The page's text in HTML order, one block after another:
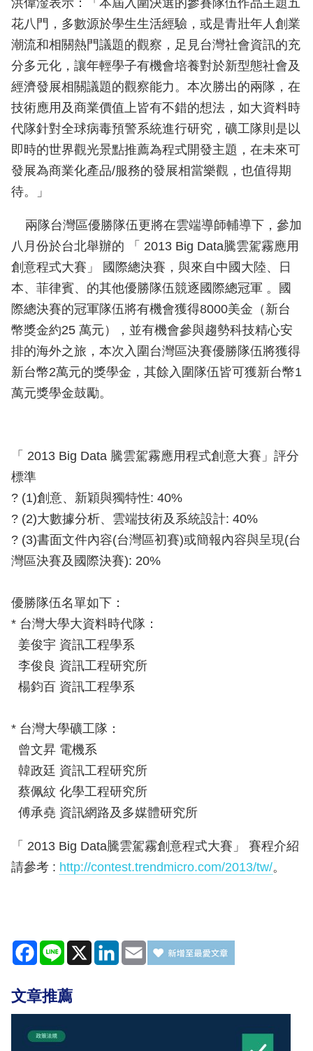
洪偉淦表示：「本屆入圍決選的參賽隊伍作品主題五
花八門，多數源於學生生活經驗，或是青壯年人創業
潮流和相關熱門議題的觀察，足見台灣社會資訊的充
分多元化，讓年輕學子有機會培養對於新型態社會及
經濟發展相關議題的觀察能力。本次勝出的兩隊，在
技術應用及商業價值上皆有不錯的想法，如大資料時
代隊針對全球病毒預警系統進行研究，礦工隊則是以
即時的世界觀光景點推薦為程式開發主題，在未來可
發展為商業化產品/服務的發展相當樂觀，也值得期
待。」
兩隊台灣區優勝隊伍更將在雲端導師輔導下，參加
八月份於台北舉辦的 「 2013 Big Data騰雲駕霧應用
創意程式大賽」 國際總決賽，與來自中國大陸、日
本、菲律賓、的其他優勝隊伍競逐國際總冠軍 。國
際總決賽的冠軍隊伍將有機會獲得8000美金（新台
幣獎金約25 萬元），並有機會參與趨勢科技精心安
排的海外之旅，本次入圍台灣區決賽優勝隊伍將獲得
新台幣2萬元的獎學金，其餘入圍隊伍皆可獲新台幣1
萬元獎學金鼓勵。
「 2013 Big Data 騰雲駕霧應用程式創意大賽」評分
標準
? (1)創意、新穎與獨特性: 40%
? (2)大數據分析、雲端技術及系統設計: 40%
? (3)書面文件內容(台灣區初賽)或簡報內容與呈現(台
灣區決賽及國際決賽): 20%
優勝隊伍名單如下：
* 台灣大學大資料時代隊：
姜俊宇 資訊工程學系
李俊良 資訊工程研究所
楊鈞百 資訊工程學系
* 台灣大學礦工隊：
曾文昇 電機系
韓政廷 資訊工程研究所
蔡佩紋 化學工程研究所
傅承堯 資訊網路及多媒體研究所
「 2013 Big Data騰雲駕霧創意程式大賽」 賽程介紹
請參考 : http://contest.trendmicro.com/2013/tw/。
Facebook
Line X LinkedIn
Email
文章推薦